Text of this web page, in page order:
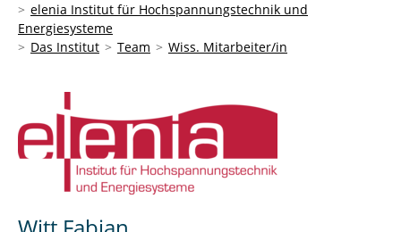
elenia Institut für Hochspannungstechnik und
Energiesysteme
Das Institut
Team Wiss. Mitarbeiter/in